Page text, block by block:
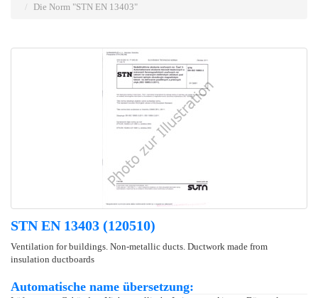
Die Norm "STN EN 13403"
STN EN 13403 (120510)
Ventilation for buildings. Non-metallic ducts. Ductwork made from
insulation ductboards
Automatische name übersetzung: